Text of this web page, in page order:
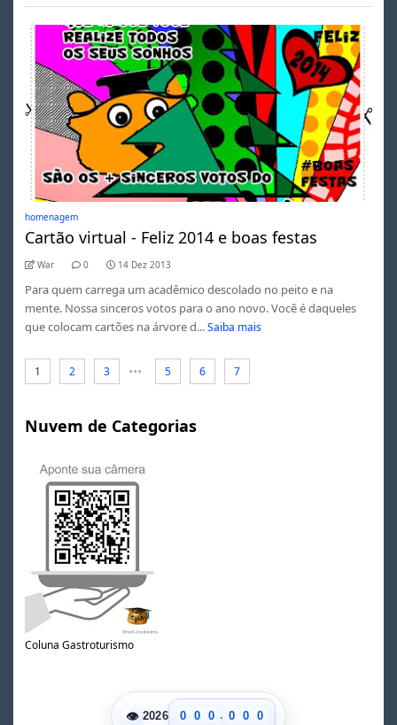
homenagem
Cartão virtual - Feliz 2014 e boas festas
War 0 14 Dez 2013
Para quem carrega um acadêmico descolado no peito e na
mente. Nossa sinceros votos para o ano novo. Você é daqueles
que colocam cartões na árvore d... Saiba mais
1 2 3 ... 5 6 7
Nuvem de Categorias
Coluna Gastroturismo
👁 2026
0
0
0 . 0
0
0